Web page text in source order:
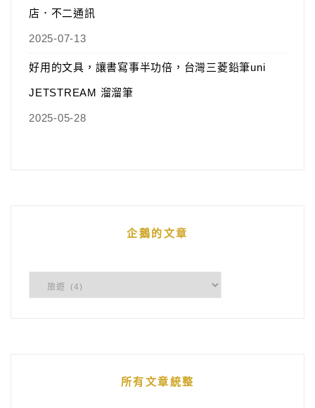
店．不二通訊
2025-07-13
好用的文具，讓書寫事半功倍，台灣三菱鉛筆uni
JETSTREAM 溜溜筆
2025-05-28
企鵝的文章
所有文章統整